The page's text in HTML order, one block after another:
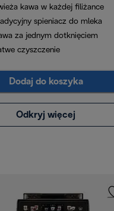
kawa w każdej filiżance
spieniacz do mleka
za jednym dotknięciem
czyszczenie
Dodaj do koszyka
Odkryj więcej